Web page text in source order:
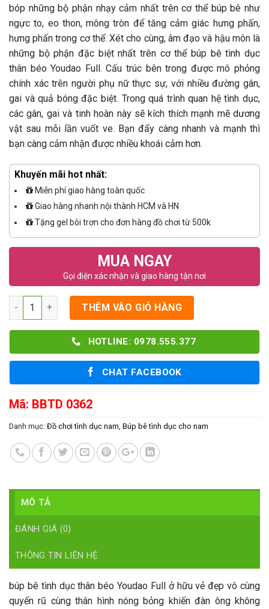
bóp những bộ phận nhạy cảm nhất trên cơ thể búp bê như
ngực to, eo thon, mông tròn để tăng cảm giác hưng phấn,
hưng phấn trong cơ thể. Xét cho cùng, âm đạo và hậu môn là
những bộ phận đặc biệt nhất trên cơ thể búp bê tình dục
thân béo Youdao Full. Cấu trúc bên trong được mô phỏng
chính xác trên người phụ nữ thực sự, với nhiều đường gân,
gai và quả bóng đặc biệt. Trong quá trình quan hệ tình dục,
các gân, gai và tinh hoàn này sẽ kích thích mạnh mẽ dương
vật sau mỗi lần vuốt ve. Bạn đẩy càng nhanh và mạnh thì
bạn càng cảm nhận được nhiều khoái cảm hơn.
Khuyến mãi hot nhất:
Miễn phí giao hàng toàn quốc
Giao hàng nhanh nội thành HCM và HN
Tặng gel bôi trơn cho đơn hàng đồ chơi từ 500k
MUA NGAY
Gọi điện xác nhận và giao hàng tận nơi
Số lượng THÊM VÀO GIỎ HÀNG
HOTLINE: 0978.555.377
CHAT FACEBOOK
Mã: BBTD 0362
Danh mục: Đồ chơi tình dục nam Búp bê tình dục cho nam
MÔ TẢ
ĐÁNH GIÁ (0)
THÔNG TIN LIÊN HỆ
búp bê tình dục thân béo Youdao Full ở hữu vẻ đẹp vô cùng
quyến rũ cùng thân hình nóng bỏng khiến đàn ông không